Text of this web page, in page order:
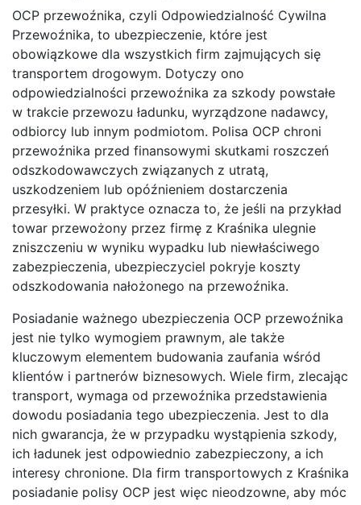
OCP przewoźnika, czyli Odpowiedzialność Cywilna
Przewoźnika, to ubezpieczenie, które jest
obowiązkowe dla wszystkich firm zajmujących się
transportem drogowym. Dotyczy ono
odpowiedzialności przewoźnika za szkody powstałe
w trakcie przewozu ładunku, wyrządzone nadawcy,
odbiorcy lub innym podmiotom. Polisa OCP chroni
przewoźnika przed finansowymi skutkami roszczeń
odszkodowawczych związanych z utratą,
uszkodzeniem lub opóźnieniem dostarczenia
przesyłki. W praktyce oznacza to, że jeśli na przykład
towar przewożony przez firmę z Kraśnika ulegnie
zniszczeniu w wyniku wypadku lub niewłaściwego
zabezpieczenia, ubezpieczyciel pokryje koszty
odszkodowania nałożonego na przewoźnika.
Posiadanie ważnego ubezpieczenia OCP przewoźnika
jest nie tylko wymogiem prawnym, ale także
kluczowym elementem budowania zaufania wśród
klientów i partnerów biznesowych. Wiele firm, zlecając
transport, wymaga od przewoźnika przedstawienia
dowodu posiadania tego ubezpieczenia. Jest to dla
nich gwarancja, że w przypadku wystąpienia szkody,
ich ładunek jest odpowiednio zabezpieczony, a ich
interesy chronione. Dla firm transportowych z Kraśnika
posiadanie polisy OCP jest więc nieodzowne, aby móc